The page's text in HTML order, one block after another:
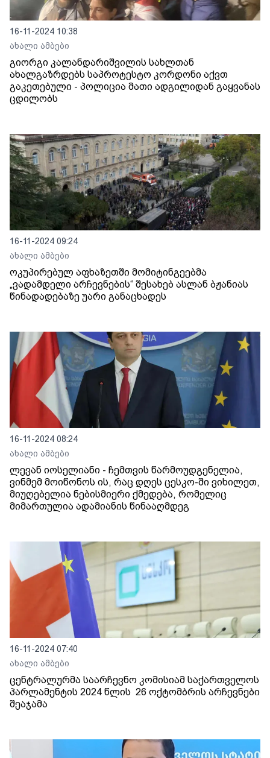
16-11-2024 10:38
ახალი ამბები
გიორგი კალანდარიშვილის სახლთან
ახალგაზრდებს საპროტესტო კორდონი აქვთ
გაკეთებული - პოლიცია მათი ადგილიდან გაყვანას
ცდილობს
16-11-2024 09:24
ახალი ამბები
ოკუპირებულ აფხაზეთში მომიტინგეებმა
„ვადამდელი არჩევნების“ შესახებ ასლან ბჟანიას
წინადადებაზე უარი განაცხადეს
16-11-2024 08:24
ახალი ამბები
ლევან იოსელიანი - ჩემთვის წარმოუდგენელია,
ვინმემ მოიწონოს ის, რაც დღეს ცესკო-ში ვიხილეთ,
მიუღებელია ნებისმიერი ქმედება, რომელიც
მიმართულია ადამიანის წინააღმდეგ
16-11-2024 07:40
ახალი ამბები
ცენტრალურმა საარჩევნო კომისიამ საქართველოს
პარლამენტის 2024 წლის 26 ოქტომბრის არჩევნები
შეაჯამა